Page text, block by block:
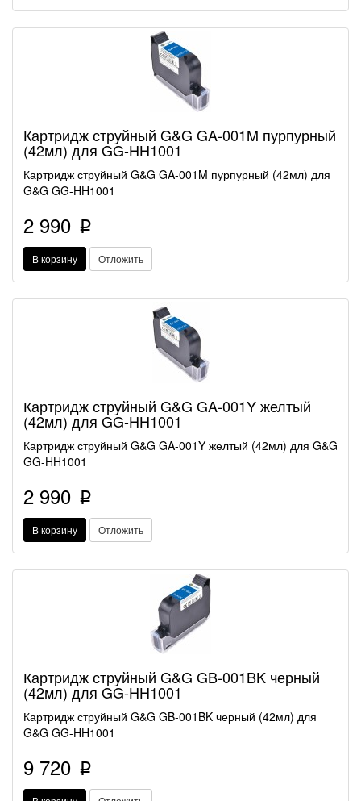
Картридж струйный G&G GA-001M пурпурный
(42мл) для GG-HH1001
Картридж струйный G&G GA-001M пурпурный (42мл) для
G&G GG-HH1001
2 990 p
В корзину Отложить
Картридж струйный G&G GA-001Y желтый
(42мл) для GG-HH1001
Картридж струйный G&G GA-001Y желтый (42мл) для G&G
GG-HH1001
2 990 p
В корзину Отложить
Картридж струйный G&G GB-001BK черный
(42мл) для GG-HH1001
Картридж струйный G&G GB-001BK черный (42мл) для
G&G GG-HH1001
9 720 p